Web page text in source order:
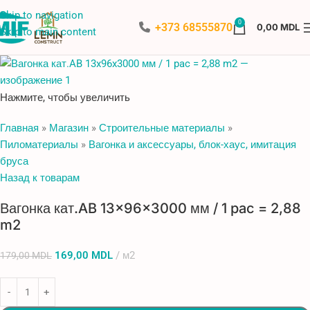
Skip to navigation
Skip to main content
+373 68555870 0 0,00MDL
-6%
Нажмите, чтобы увеличить
Главная » Магазин » Строительные материалы »
Пиломатериалы » Вагонка и аксессуары, блок-хаус, имитация
бруса
Назад к товарам
Вагонка кат.AB 13x96x3000 мм / 1 pac = 2,88
m2
179,00MDL 169,00 MDL м2